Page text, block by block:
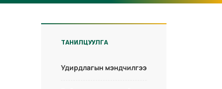
ТАНИЛЦУУЛГА
Удирдлагын мэндчилгээ